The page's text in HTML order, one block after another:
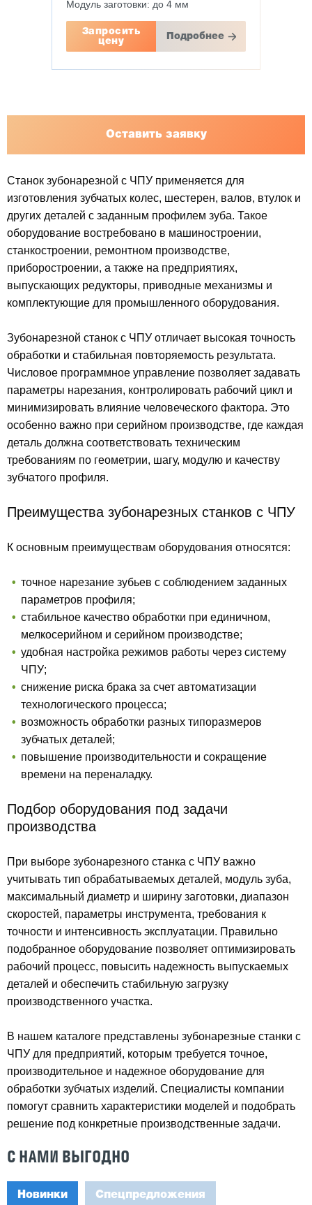
Модуль заготовки: до 4 мм
Запросить
цену
Подробнее
Оставить заявку
Станок зубонарезной с ЧПУ применяется для
изготовления зубчатых колес, шестерен, валов, втулок и
других деталей с заданным профилем зуба. Такое
оборудование востребовано в машиностроении,
станкостроении, ремонтном производстве,
приборостроении, а также на предприятиях,
выпускающих редукторы, приводные механизмы и
комплектующие для промышленного оборудования.
Зубонарезной станок с ЧПУ отличает высокая точность
обработки и стабильная повторяемость результата.
Числовое программное управление позволяет задавать
параметры нарезания, контролировать рабочий цикл и
минимизировать влияние человеческого фактора. Это
особенно важно при серийном производстве, где каждая
деталь должна соответствовать техническим
требованиям по геометрии, шагу, модулю и качеству
зубчатого профиля.
Преимущества зубонарезных станков с ЧПУ
К основным преимуществам оборудования относятся:
точное нарезание зубьев с соблюдением заданных
параметров профиля;
стабильное качество обработки при единичном,
мелкосерийном и серийном производстве;
удобная настройка режимов работы через систему
ЧПУ;
снижение риска брака за счет автоматизации
технологического процесса;
возможность обработки разных типоразмеров
зубчатых деталей;
повышение производительности и сокращение
времени на переналадку.
Подбор оборудования под задачи
производства
При выборе зубонарезного станка с ЧПУ важно
учитывать тип обрабатываемых деталей, модуль зуба,
максимальный диаметр и ширину заготовки, диапазон
скоростей, параметры инструмента, требования к
точности и интенсивность эксплуатации. Правильно
подобранное оборудование позволяет оптимизировать
рабочий процесс, повысить надежность выпускаемых
деталей и обеспечить стабильную загрузку
производственного участка.
В нашем каталоге представлены зубонарезные станки с
ЧПУ для предприятий, которым требуется точное,
производительное и надежное оборудование для
обработки зубчатых изделий. Специалисты компании
помогут сравнить характеристики моделей и подобрать
решение под конкретные производственные задачи.
С НАМИ ВЫГОДНО
Новинки Спецпредложения